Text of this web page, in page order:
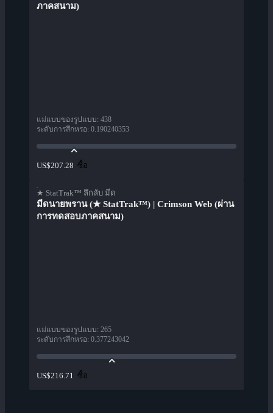
ภาคสนาม)
แม่แบบของรูปแบบ: 438
ระดับการสึกหรอ: 0.190240353
US$207.28 ซื้อ
★ StatTrak™ ลึกลับ มีด
มีดนายพราน (★ StatTrak™) | Crimson Web (ผ่าน
การทดสอบภาคสนาม)
แม่แบบของรูปแบบ: 265
ระดับการสึกหรอ: 0.377243042
US$216.71 ซื้อ